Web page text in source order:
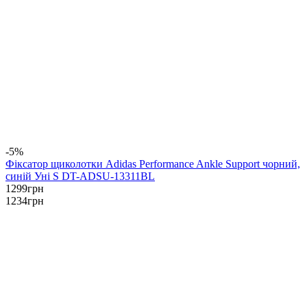
-5%
Фіксатор щиколотки Adidas Performance Ankle Support чорний,
синій Уні S DT-ADSU-13311BL
1299грн
1234грн